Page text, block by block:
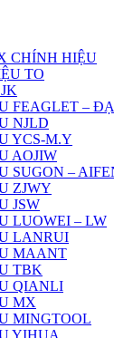
CHÍNH HIỆU
TO
FEAGLET –
NJLD
YCS-M.Y
AOJIW
SUGON –
ZJWY
JSW
LUOWEI – LW
LANRUI
MAANT
TBK
QIANLI
MX
MINGTOOL